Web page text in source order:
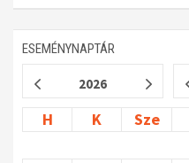
ESEMÉNYNAPTÁR
2026
H K Sze